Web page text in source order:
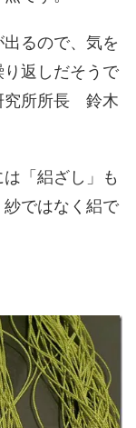
るので、気を
返しだそうで
究所所長 鈴木
「絽ざし」も
ではなく絽で